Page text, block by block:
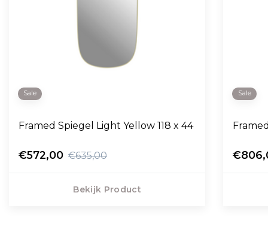
Sale
Framed Spiegel Light Yellow 118 x 44
€572,00 €635,00
Bekijk Product
Sale